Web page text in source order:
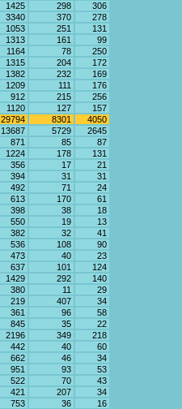
1425 298
306
3340 370
278
1053 251
131
1313 161
99
1164 78
250
1315 204
172
1382 232
169
1209 111
176
912 215
256
1120 127
157
29794 8301
4050
13687 5729
2645
871 85
87
1224 178
131
356 17
21
394 31
31
492 71
24
613 170
61
398 38
18
550 19
13
382 32
41
536 108
90
473 40
23
637 101
124
1429 292
140
380 11
29
219 407
34
361 96
58
845 35
22
2196 349
218
442 40
60
662 46
34
951 93
53
522 70
43
421 207
34
753 36
16